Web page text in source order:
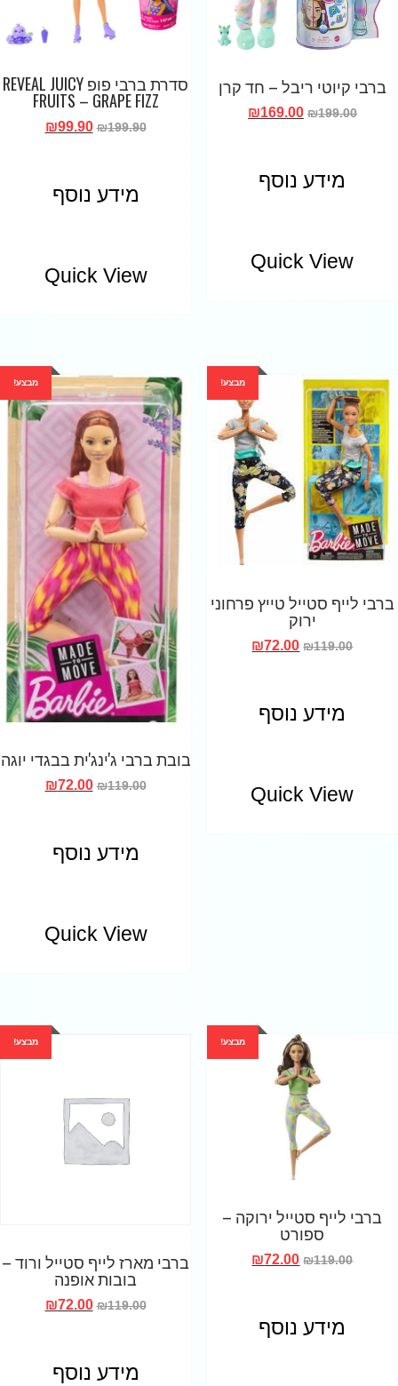
ברבי קיוטי ריבל – חד קרן
₪199.00
₪169.00
מידע נוסף
Quick View
סדרת ברבי פופ REVEAL JUICY
FRUITS – GRAPE FIZZ
₪199.90
₪99.90
מידע נוסף
Quick View
מבצע!
ברבי לייף סטייל טייץ פרחוני
ירוק
₪119.00
₪72.00
מידע נוסף
Quick View
מבצע!
בובת ברבי ג'ינג'ית בבגדי יוגה
₪119.00
₪72.00
מידע נוסף
Quick View
מבצע!
ברבי לייף סטייל ירוקה –
ספורט
₪119.00
₪72.00
מידע נוסף
מבצע!
ברבי מארז לייף סטייל ורוד –
בובות אופנה
₪119.00
₪72.00
מידע נוסף